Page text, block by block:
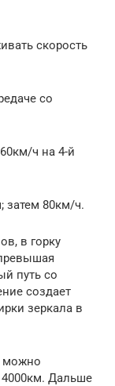
скорость
со
ч на 4-й
затем 80км/ч.
в горку
путь со
создает
зеркала в
можно
4000км. Дальше